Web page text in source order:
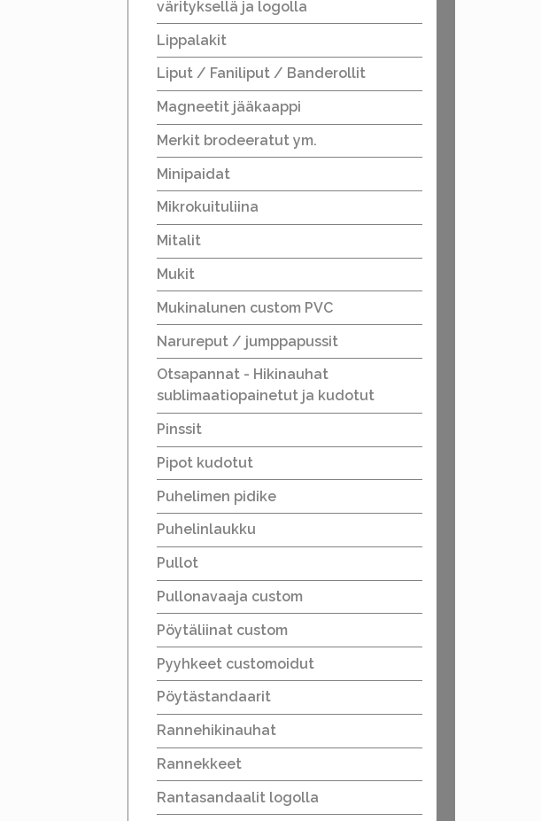
värityksellä ja logolla
Lippalakit
Liput / Faniliput / Banderollit
Magneetit jääkaappi
Merkit brodeeratut ym.
Minipaidat
Mikrokuituliina
Mitalit
Mukit
Mukinalunen custom PVC
Narureput / jumppapussit
Otsapannat - Hikinauhat
sublimaatiopainetut ja kudotut
Pinssit
Pipot kudotut
Puhelimen pidike
Puhelinlaukku
Pullot
Pullonavaaja custom
Pöytäliinat custom
Pyyhkeet customoidut
Pöytästandaarit
Rannehikinauhat
Rannekkeet
Rantasandaalit logolla